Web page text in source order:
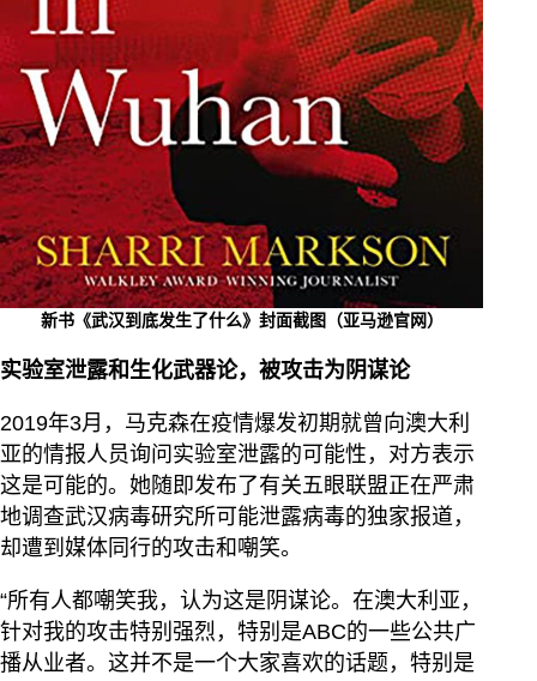
新书《武汉到底发生了什么》封面截图（亚马逊官网）
实验室泄露和生化武器论，被攻击为阴谋论
2019年3月，马克森在疫情爆发初期就曾向澳大利
亚的情报人员询问实验室泄露的可能性，对方表示
这是可能的。她随即发布了有关五眼联盟正在严肃
地调查武汉病毒研究所可能泄露病毒的独家报道，
却遭到媒体同行的攻击和嘲笑。
“所有人都嘲笑我，认为这是阴谋论。在澳大利亚，
针对我的攻击特别强烈，特别是ABC的一些公共广
播从业者。这并不是一个大家喜欢的话题，特别是